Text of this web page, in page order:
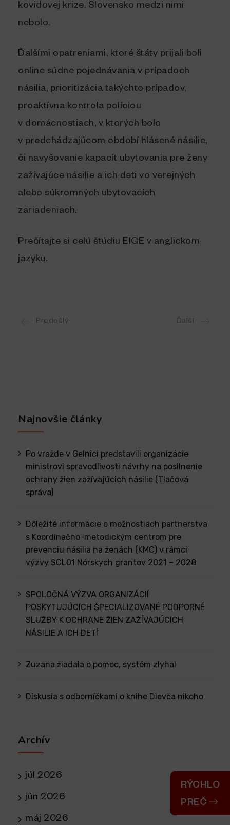
RÝCHLO
PREČ
kovidovej krize. Slovensko medzi nimi
nebolo.
Ďalšími opatreniami, ktoré štáty prijali boli
online súdne pojednávania v prípadoch
násilia, prioritizácia takýchto prípadov,
proaktívna kontrola políciou
v domácnostiach, v ktorých bolo
v predchádzajúcom období hlásené násilie,
či navyšovanie kapacít ubytovania pre ženy
zažívajúce násilie a ich deti vo verejných
alebo súkromných ubytovacích
zariadeniach.
Prečítajte si celú štúdiu EIGE v anglickom
jazyku.
Predošlý Ďalší
Najnovšie články
Po vražde v Gelnici predstavili organizácie
ministrovi spravodlivosti návrhy na posilnenie
ochrany žien zažívajúcich násilie (Tlačová
správa)
Dôležité informácie o možnostiach partnerstva
s Koordinačno-metodickým centrom pre
prevenciu násilia na ženách (KMC) v rámci
výzvy SCL01 Nórskych grantov 2021 – 2028
SPOLOČNÁ VÝZVA ORGANIZÁCIÍ
POSKYTUJÚCICH ŠPECIALIZOVANÉ PODPORNÉ
SLUŽBY K OCHRANE ŽIEN ZAŽÍVAJÚCICH
NÁSILIE A ICH DETÍ
Zuzana žiadala o pomoc, systém zlyhal
Diskusia s odborníčkami o knihe Dievča nikoho
Archív
júl 2026
jún 2026
máj 2026